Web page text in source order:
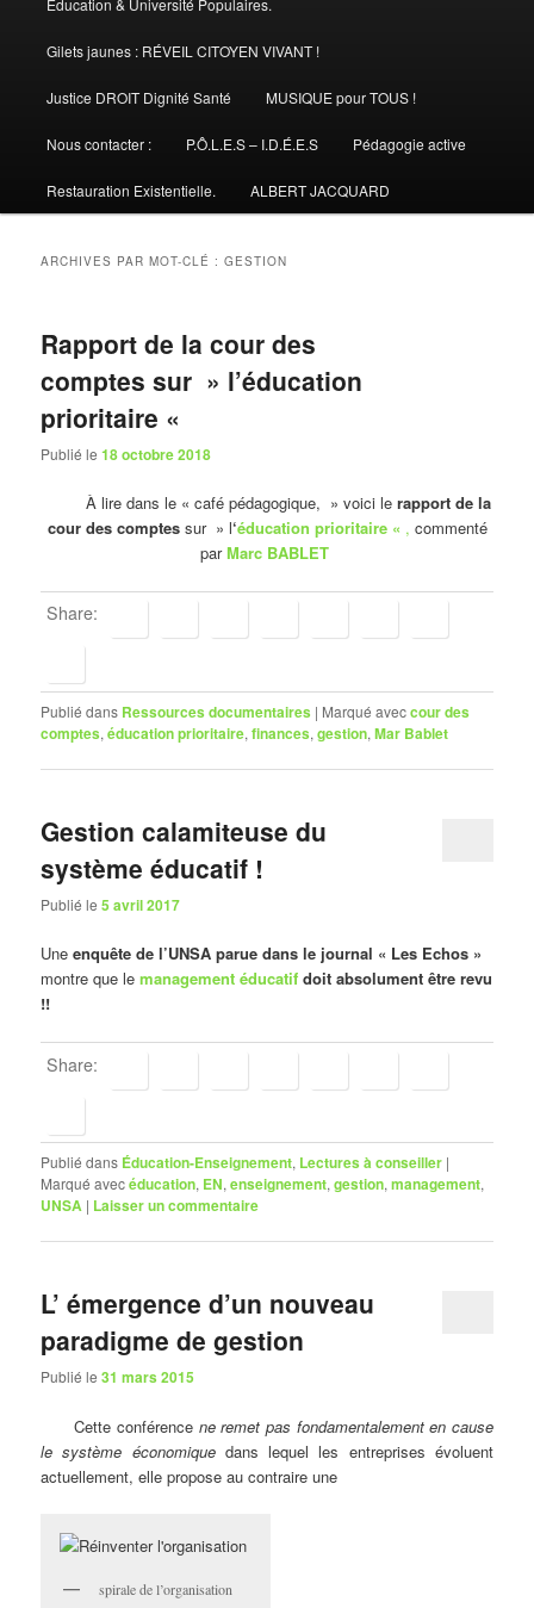
Gilets jaunes : RÉVEIL CITOYEN VIVANT !
Justice DROIT Dignité Santé MUSIQUE pour TOUS !
Nous contacter : P.Ô.L.E.S – I.D.É.E.S Pédagogie active
Restauration Existentielle. ALBERT JACQUARD
ARCHIVES PAR MOT-CLÉ :GESTION
Rapport de la cour des
comptes sur » l’éducation
prioritaire «
Publié le18 octobre 2018
À lire dans le « café pédagogique, » voici le rapport de la
cour des comptessur » l‘éducation prioritaire « , commenté
parMarc BABLET
Share:
Publié dans Ressources documentaires | Marqué aveccour des
comptes,éducation prioritaire,finances,gestion,Mar Bablet
Gestion calamiteuse du
système éducatif !
Publié le5 avril 2017
Uneenquête de l’UNSA parue dans le journal « Les Echos »
montre que lemanagement éducatifdoit absolument être revu
!!
Share:
Publié dans Éducation-Enseignement, Lectures à conseiller |
Marqué avecéducation, EN,enseignement,gestion,management,
UNSA | Laisser un commentaire
L’ émergence d’un nouveau
paradigme de gestion
Publié le31 mars 2015
Cette conférencene remet pas fondamentalement en cause
le système économiquedans lequel les entreprises évoluent
actuellement, elle propose au contraire une
spirale de l’organisation